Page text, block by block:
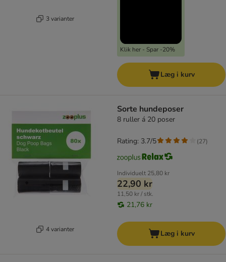
3 varianter
Klik her - Spar -20%
Læg i kurv
4 varianter
Sorte hundeposer
8 ruller á 20 poser
Individuelt 25,80 kr
22,90 kr
11,50 kr / stk.
21,76 kr
Rating: 3.7/5 (27)
Læg i kurv